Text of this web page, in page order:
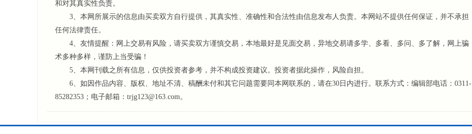
和对其真实性负责。
3、本网所展示的信息由买卖双方自行提供，其真实性、准确性和合法性由信息发布人负责。本网站不提供任何保证，并不承担
任何法律责任。
4、友情提醒：网上交易有风险，请买卖双方谨慎交易，本地最好是见面交易，异地交易请多学、多看、多问、多了解，网上骗
术多种多样，谨防上当受骗！
5、本网刊载之所有信息，仅供投资者参考 ，并不构成投资建议。投资者据此操作，风险自担。
6、如因作品内容、版权、地址不清、稿酬未付和其它问题需要同本网联系的，请在30日内进行。联系方式：编辑部电话：0311-
85282353；电子邮箱：trjg123@163.com。